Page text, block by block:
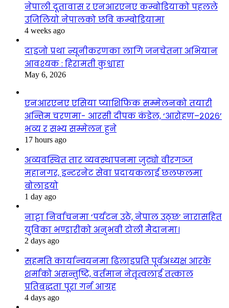
नेपाली दूतावास र एनआरएनए कम्बोडियाको पहलले
उजिलियो नेपालको छवि कम्बोडियामा
4 weeks ago
दाइजो प्रथा न्यूनीकरणका लागि जनचेतना अभियान
आवश्यक : हिरामती कुश्वाहा
May 6, 2026
एनआरएनए एसिया प्याशिफिक सम्मेलनको तयारी
अन्तिम चरणमा- आरसी दीपक कंडेल, ‘आरोहण–२०२६’
भव्य र सभ्य सम्मेलन हुने
17 hours ago
अव्यवस्थित तार व्यवस्थापनमा जुट्यो वीरगञ्ज
महानगर, इन्टरनेट सेवा प्रदायकलाई छलफलमा
बोलाइयो
1 day ago
नाट्टा निर्वाचनमा ‘पर्यटन उठे, नेपाल उठ्छ’ नारासहित
युविका भण्डारीको अनुभवी टोली मैदानमा।
2 days ago
सहमति कार्यान्वयनमा ढिलाइप्रति पूर्वअध्यक्ष आरके
शर्माको असन्तुष्टि, वर्तमान नेतृत्वलाई तत्काल
प्रतिबद्धता पूरा गर्न आग्रह
4 days ago